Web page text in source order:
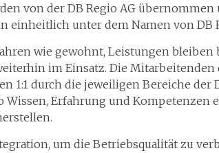
von der DB Regio AG
einheitlich unter dem Namen von DB
wie gewohnt, Leistungen bleiben
im Einsatz. Die Mitarbeitenden
1:1 durch die jeweiligen Bereiche der
Wissen, Erfahrung und Kompetenzen
um die Betriebsqualität zu